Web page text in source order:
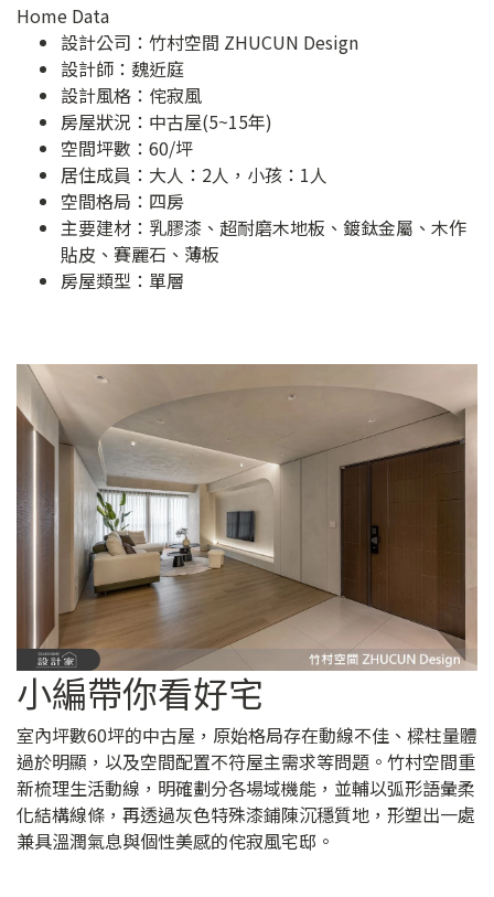
Home Data
設計公司： 竹村空間 ZHUCUN Design
設計師：魏近庭
設計風格：侘寂風
房屋狀況：中古屋(5~15年)
空間坪數：60/坪
居住成員：大人：2人，小孩：1人
空間格局：四房
主要建材：乳膠漆、超耐磨木地板、鍍鈦金屬、木作
貼皮、賽麗石、薄板
房屋類型：單層
小編帶你看好宅
室內坪數60坪的中古屋，原始格局存在動線不佳、樑柱量體
過於明顯，以及空間配置不符屋主需求等問題。竹村空間重
新梳理生活動線，明確劃分各場域機能，並輔以弧形語彙柔
化結構線條，再透過灰色特殊漆鋪陳沉穩質地，形塑出一處
兼具溫潤氣息與個性美感的侘寂風宅邸。